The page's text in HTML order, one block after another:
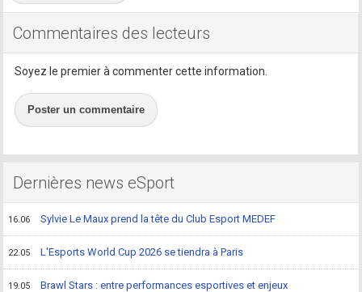
Commentaires des lecteurs
Soyez le premier à commenter cette information.
Poster un commentaire
Dernières news eSport
16.06 Sylvie Le Maux prend la tête du Club Esport MEDEF
22.05 L'Esports World Cup 2026 se tiendra à Paris
19.05
Brawl Stars : entre performances esportives et enjeux